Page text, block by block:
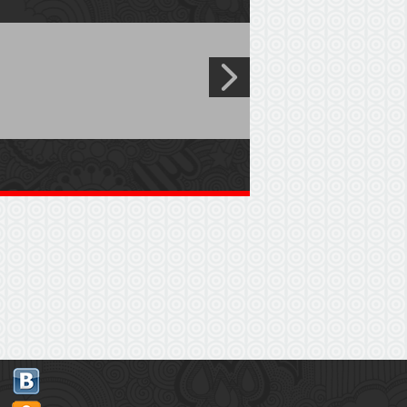
что цены у нас
сначала сделаем
admin